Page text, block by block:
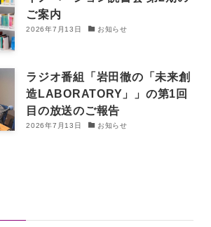
ご案内
2026年7月13日 お知らせ
ラジオ番組「岩田徹の「未来創
造LABORATORY」」の第1回
目の放送のご報告
2026年7月13日 お知らせ